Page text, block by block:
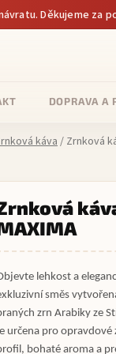
Děkujeme za
DOPRAVA A
káva/ Zrnková
lehkost a
směs
zrn Arabiky ze
určena pro
bohaté aroma a